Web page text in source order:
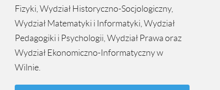
Fizyki, Wydział Historyczno-Socjologiczny,
Wydział Matematyki i Informatyki, Wydział
Pedagogiki i Psychologii, Wydział Prawa oraz
Wydział Ekonomiczno-Informatyczny w
Wilnie.